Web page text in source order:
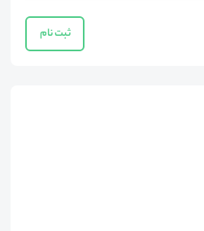
ثبت نام